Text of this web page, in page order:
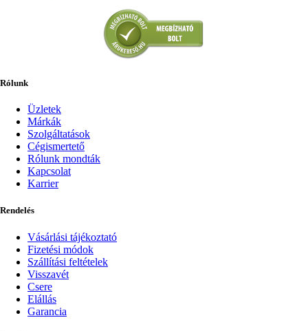
Rólunk
Üzletek
Márkák
Szolgáltatások
Cégismertető
Rólunk mondták
Kapcsolat
Karrier
Rendelés
Vásárlási tájékoztató
Fizetési módok
Szállítási feltételek
Visszavét
Csere
Elállás
Garancia